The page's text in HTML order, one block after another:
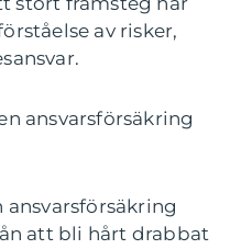
av risker,
ansvarsförsäkring
ansvarsförsäkring
att bli hårt drabbat